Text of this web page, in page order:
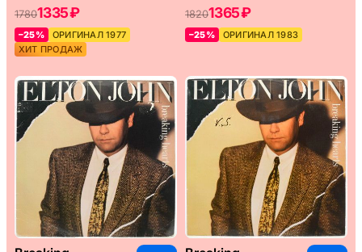
17801335 ₽
–25%
ОРИГИНАЛ 1977
ХИТ ПРОДАЖ
18201365 ₽
–25% ОРИГИНАЛ 1983